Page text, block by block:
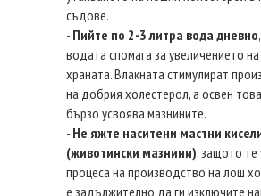
съдове.
- Пийте по 2-3 литра вода дневно
водата спомага за увеличението
храната. Влакната стимулират
на добрия холестерол, а освен
бързо усвоява мазнините.
- Не яжте наситени мастни
(животински мазнини), защото те
процеса на производство на лош
е задължително да ги изключите